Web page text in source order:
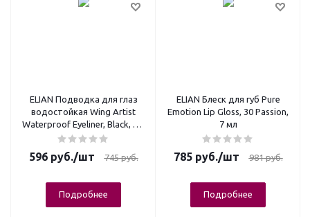
ELIAN Подводка для глаз
водостойкая Wing Artist
Waterproof Eyeliner, Black, 1,6
мл
596руб./шт 745руб.
Подробнее
ELIAN Блеск для губ Pure
Emotion Lip Gloss, 30 Passion,
7 мл
785руб./шт 981руб.
Подробнее